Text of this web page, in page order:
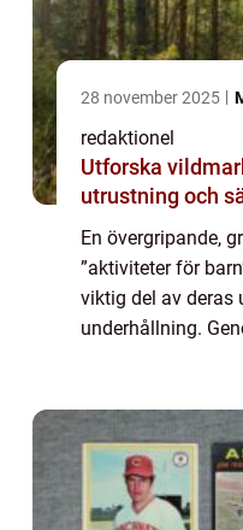
28 november 2025
redaktionel
Utforska
utrustning och
En övergripande,
”aktiviteter för
viktig del av deras
underhållning.